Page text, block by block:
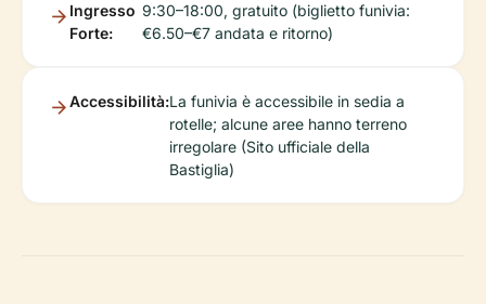
Ingresso
Forte:
9:30–18:00, gratuito (biglietto funivia:
€6.50–€7 andata e ritorno)
Accessibilità:La funivia è accessibile in sedia a
rotelle; alcune aree hanno terreno
irregolare (Sito ufficiale della
Bastiglia)